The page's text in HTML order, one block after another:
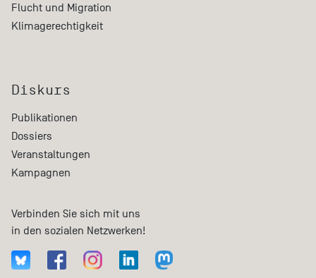
Flucht und Migration
Klimagerechtigkeit
Diskurs
Publikationen
Dossiers
Veranstaltungen
Kampagnen
Verbinden Sie sich mit uns
in den sozialen Netzwerken!